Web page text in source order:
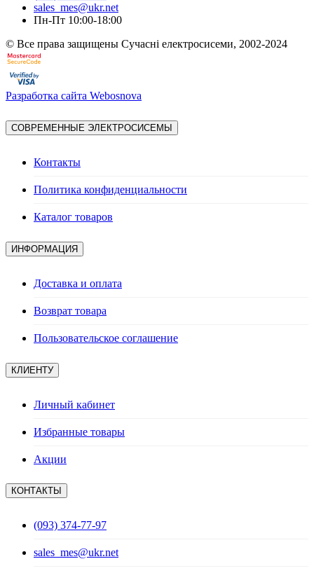
sales_mes@ukr.net
Пн-Пт 10:00-18:00
© Все права защищены Сучасні електросисеми, 2002-2024
Разработка сайта Webosnova
СОВРЕМЕННЫЕ ЭЛЕКТРОСИСЕМЫ
Контакты
Политика конфиденциальности
Каталог товаров
ИНФОРМАЦИЯ
Доставка и оплата
Возврат товара
Пользовательское соглашение
КЛИЕНТУ
Личный кабинет
Избранные товары
Акции
КОНТАКТЫ
(093) 374-77-97
sales_mes@ukr.net